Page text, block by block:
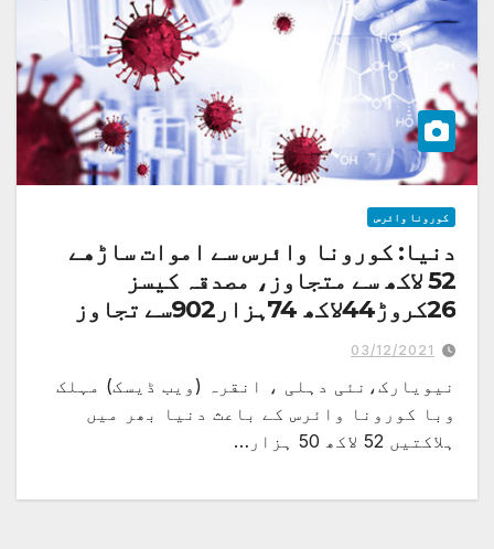
کورونا وائرس
دنیا: کورونا وائرس سے اموات ساڑھے
52 لاکھ سے متجاوز، مصدقہ کیسز
26کروڑ44لاکھ 74ہزار902سے تجاوز
03/12/2021
نیویارک،نئی دہلی ، انقرہ (ویب ڈیسک) مہلک
وبا کورونا وائرس کے باعث دنیا بھر میں
ہلاکتیں 52 لاکھ 50 ہزار…